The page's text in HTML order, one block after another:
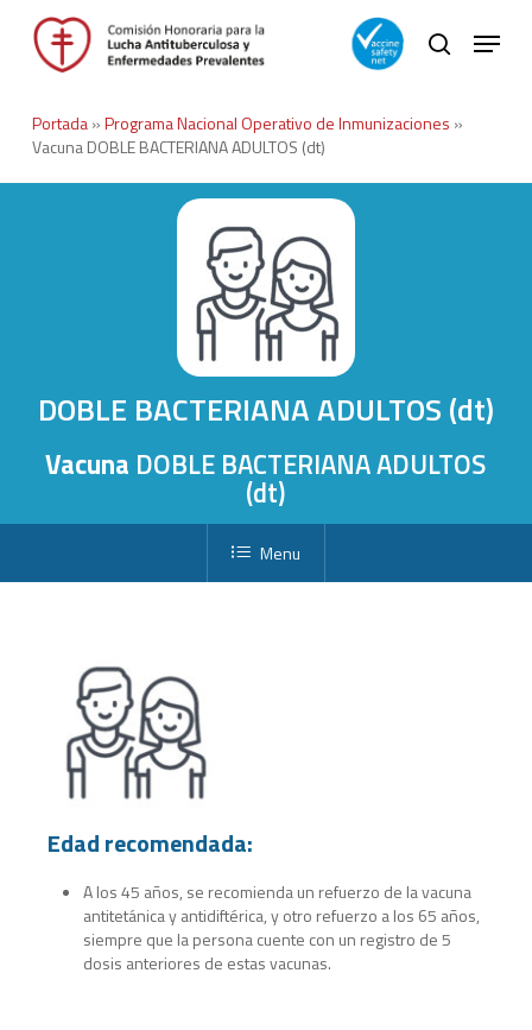
search
Menu
Portada»Programa Nacional Operativo de Inmunizaciones »
Vacuna DOBLE BACTERIANA ADULTOS (dt)
DOBLE BACTERIANA ADULTOS (dt)
Vacuna DOBLE BACTERIANA ADULTOS
(dt)
Menu
Edad recomendada:
A los 45 años, se recomienda un refuerzo de la vacuna
antitetánica y antidiftérica, y otro refuerzo a los 65 años,
siempre que la persona cuente con un registro de 5
dosis anteriores de estas vacunas.